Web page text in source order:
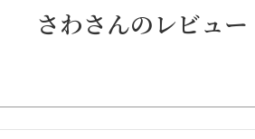
さわさんのレビュー